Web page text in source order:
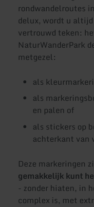
rondwandelroutes
delux, wordt u altijd
vertrouwd teken:
NaturWanderPark
metgezel:
als
als
en palen of
als stickers op
achterkant van
Deze markeringen
gemakkelijk kunt
- zonder hiaten, in
complex is, met